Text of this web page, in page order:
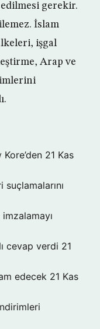
gerekir.
İslam
işgal
Arap ve
Kore’den 21 Kas
imzalamayı
cevap verdi 21
edecek 21 Kas